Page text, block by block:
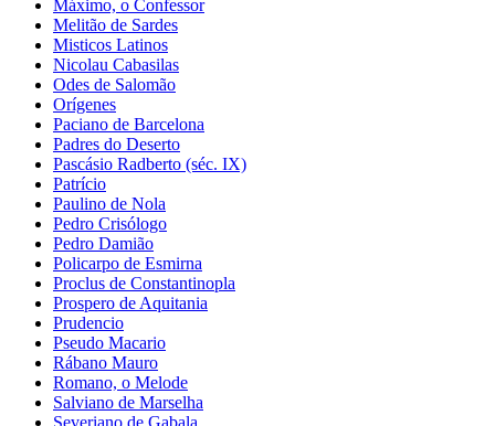
Máximo, o Confessor
Melitão de Sardes
Misticos Latinos
Nicolau Cabasilas
Odes de Salomão
Orígenes
Paciano de Barcelona
Padres do Deserto
Pascásio Radberto (séc. IX)
Patrício
Paulino de Nola
Pedro Crisólogo
Pedro Damião
Policarpo de Esmirna
Proclus de Constantinopla
Prospero de Aquitania
Prudencio
Pseudo Macario
Rábano Mauro
Romano, o Melode
Salviano de Marselha